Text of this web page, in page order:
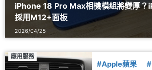
iPhone 18 Pro Max相機模組將變厚？
採用M12+面板
2026/04/25
應用服務
#Apple蘋果